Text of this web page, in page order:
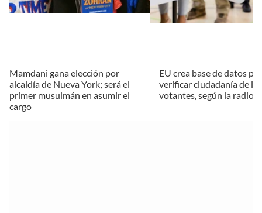
Mamdani gana elección por
alcaldía de Nueva York; será el
primer musulmán en asumir el
cargo
EU crea base de datos
verificar ciudadanía de los
votantes, según la radio